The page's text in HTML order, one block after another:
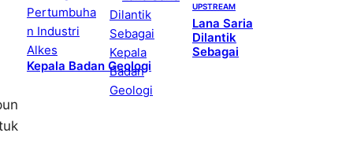
UPSTREAM
Lana Saria
Dilantik
Sebagai
Kepala Badan Geologi